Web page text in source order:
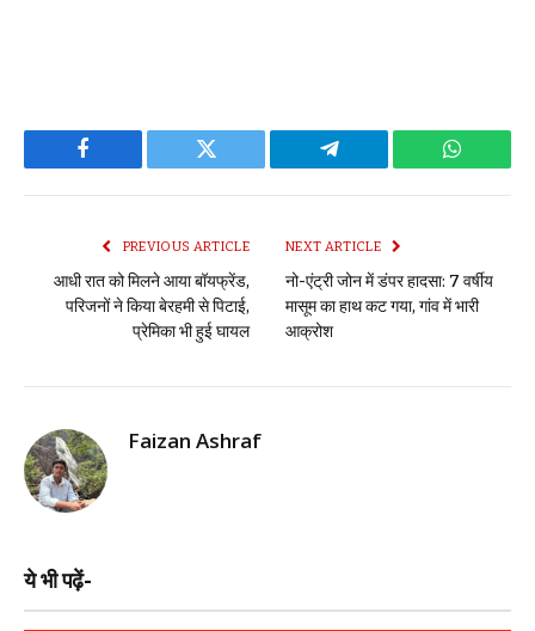
Facebook Twitter Telegram
PREVIOUS ARTICLE
आधी रात को मिलने आया बॉयफ्रेंड,
परिजनों ने किया बेरहमी से पिटाई,
प्रेमिका भी हुई घायल
NEXT ARTICLE
नो-एंट्री जोन में डंपर हादसा: 7 वर्षीय
मासूम का हाथ कट गया, गांव में भारी
आक्रोश
Faizan Ashraf
ये भी पढ़ें-